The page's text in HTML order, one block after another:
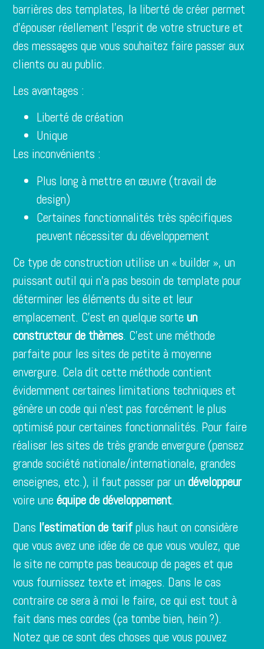
barrières des templates, la liberté de créer permet
d’épouser réellement l’esprit de votre structure et
des messages que vous souhaitez faire passer aux
clients ou au public.
Les avantages :
Liberté de création
Unique
Les inconvénients :
Plus long à mettre en œuvre (travail de
design)
Certaines fonctionnalités très spécifiques
peuvent nécessiter du développement
Ce type de construction utilise un « builder », un
puissant outil qui n’a pas besoin de template pour
déterminer les éléments du site et leur
emplacement. C’est en quelque sorteun
constructeur de thèmes. C’est une méthode
parfaite pour les sites de petite à moyenne
envergure. Cela dit cette méthode contient
évidemment certaines limitations techniques et
génère un code qui n’est pas forcément le plus
optimisé pour certaines fonctionnalités. Pour faire
réaliser les sites de très grande envergure (pensez
grande société nationale/internationale, grandes
enseignes, etc.), il faut passer par undéveloppeur
voire uneéquipe de développement.
Dans l’estimation de tarifplus haut on considère
que vous avez une idée de ce que vous voulez, que
le site ne compte pas beaucoup de pages et que
vous fournissez texte et images. Dans le cas
contraire ce sera à moi le faire, ce qui est tout à
faitdans mes cordes (ça tombe bien, hein ?).
Notez que ce sont des choses que vous pouvez